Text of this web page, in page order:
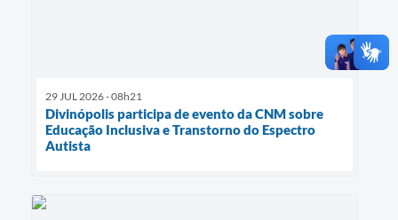
29 JUL 2026 - 08h21
Divinópolis participa de evento da CNM sobre
Educação Inclusiva e Transtorno do Espectro
Autista